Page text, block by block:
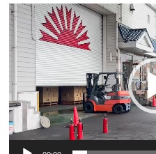
動
画
プ
ー
ヤ
ー